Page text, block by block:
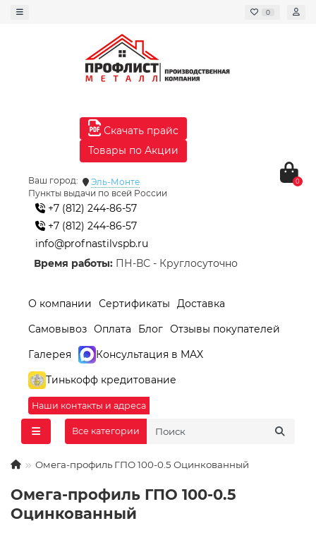
0
Скачать прайс
Товары по Акции
Ваш город:
Эль-Монте
Пункты выдачи по всей России
+7 (812) 244-86-57
+7 (812) 244-86-57
info@profnastilvspb.ru
Время работы: ПН-ВС - Круглосуточно
0
О компании Сертификаты
Доставка
Самовывоз Оплата Блог Отзывы покупателей
Галерея
Консультация в MAX
Тинькофф кредитование
Наши контакты и адреса
Все категории
Омега-профиль ГПО 100-0.5 Оцинкованный
Омега-профиль ГПО 100-0.5
Оцинкованный